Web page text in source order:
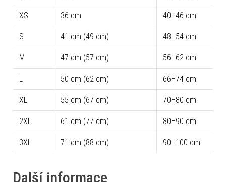
XS 36 cm 40–46 cm
S 41 cm (49 cm) 48–54 cm
M 47 cm (57 cm) 56–62 cm
L 50 cm (62 cm) 66–74 cm
XL 55 cm (67 cm) 70–80 cm
2XL 61 cm (77 cm) 80–90 cm
3XL 71 cm (88 cm) 90–100 cm
Další informace